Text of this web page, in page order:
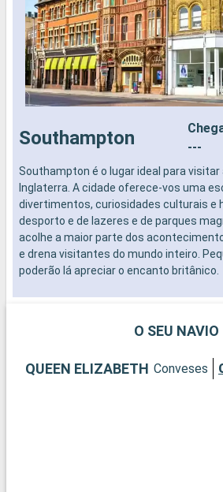
Southampton
---
Southampton é o lugar ideal para
Inglaterra. A cidade oferece-vos uma
divertimentos, curiosidades culturais e
desporto e de lazeres e de parques
acolhe a maior parte dos
e drena visitantes do mundo inteiro.
poderão lá apreciar o encanto britânico.
O SEU NAVIO
QUEEN ELIZABETH Conveses